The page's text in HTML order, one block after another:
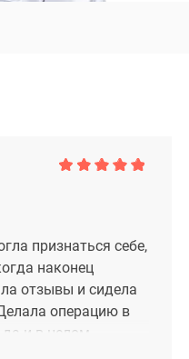
признаться себе,
наконец
отзывы и сидела
операцию в
и в целом
Швы идеально